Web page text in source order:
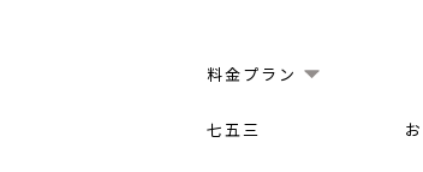
料金プラン
七五三